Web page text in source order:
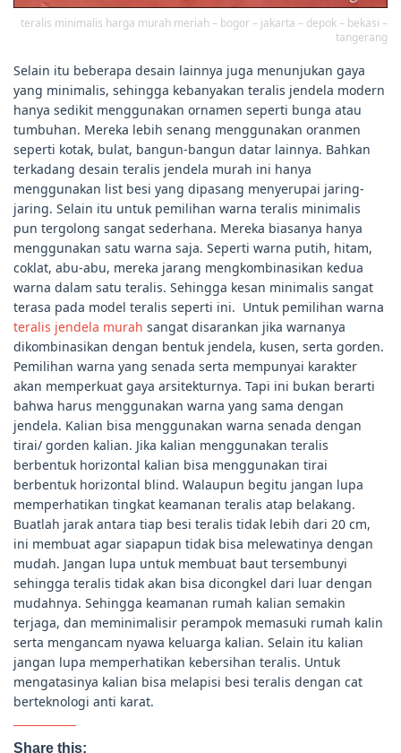
teralis minimalis harga murah meriah – bogor – jakarta – depok – bekasi –
tangerang
Selain itu beberapa desain lainnya juga menunjukan gaya
yang minimalis, sehingga kebanyakan teralis jendela modern
hanya sedikit menggunakan ornamen seperti bunga atau
tumbuhan. Mereka lebih senang menggunakan oranmen
seperti kotak, bulat, bangun-bangun datar lainnya. Bahkan
terkadang desain teralis jendela murah ini hanya
menggunakan list besi yang dipasang menyerupai jaring-
jaring. Selain itu untuk pemilihan warna teralis minimalis
pun tergolong sangat sederhana. Mereka biasanya hanya
menggunakan satu warna saja. Seperti warna putih, hitam,
coklat, abu-abu, mereka jarang mengkombinasikan kedua
warna dalam satu teralis. Sehingga kesan minimalis sangat
terasa pada model teralis seperti ini. Untuk pemilihan warna
teralis jendela murah sangat disarankan jika warnanya
dikombinasikan dengan bentuk jendela, kusen, serta gorden.
Pemilihan warna yang senada serta mempunyai karakter
akan memperkuat gaya arsitekturnya. Tapi ini bukan berarti
bahwa harus menggunakan warna yang sama dengan
jendela. Kalian bisa menggunakan warna senada dengan
tirai/ gorden kalian. Jika kalian menggunakan teralis
berbentuk horizontal kalian bisa menggunakan tirai
berbentuk horizontal blind. Walaupun begitu jangan lupa
memperhatikan tingkat keamanan teralis atap belakang.
Buatlah jarak antara tiap besi teralis tidak lebih dari 20 cm,
ini membuat agar siapapun tidak bisa melewatinya dengan
mudah. Jangan lupa untuk membuat baut tersembunyi
sehingga teralis tidak akan bisa dicongkel dari luar dengan
mudahnya. Sehingga keamanan rumah kalian semakin
terjaga, dan meminimalisir perampok memasuki rumah kalin
serta mengancam nyawa keluarga kalian. Selain itu kalian
jangan lupa memperhatikan kebersihan teralis. Untuk
mengatasinya kalian bisa melapisi besi teralis dengan cat
berteknologi anti karat.
Share this: